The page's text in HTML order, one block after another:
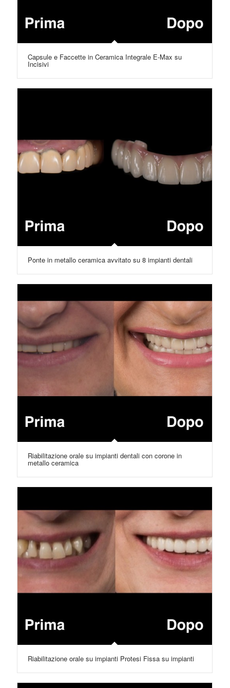
Capsule e Faccette in Ceramica Integrale E-Max su
Incisivi
Ponte in metallo ceramica avvitato su 8 impianti dentali
Riabilitazione orale su impianti dentali con corone in
metallo ceramica
Riabilitazione orale su impianti Protesi Fissa su impianti